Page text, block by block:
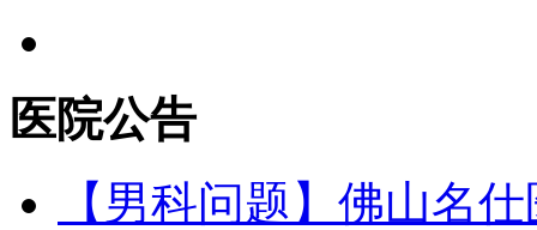
医院公告
【男科问题】佛山名